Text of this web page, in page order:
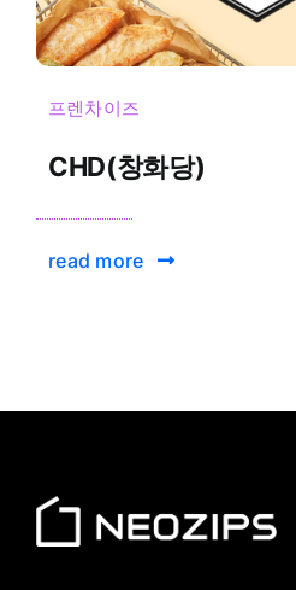
프렌차이즈
CHD(창화당)
read more